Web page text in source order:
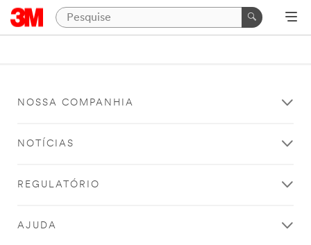
NOSSA COMPANHIA
NOTÍCIAS
REGULATÓRIO
AJUDA